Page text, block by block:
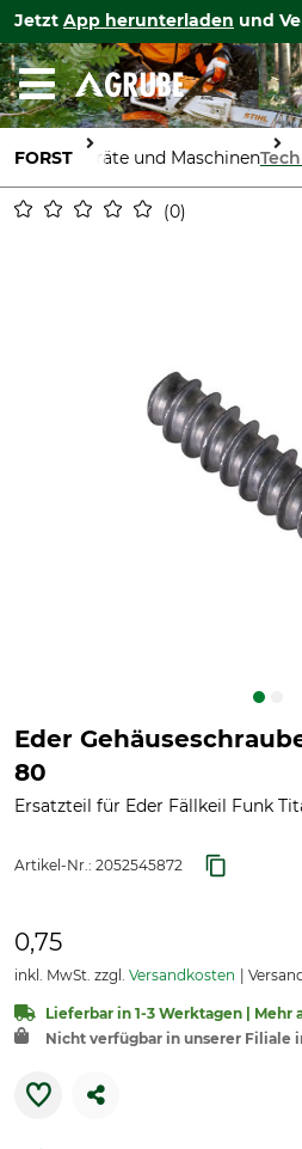
Jetzt App herunterladen und
FORST Geräte und Maschinen
0
Eder
80
Ersatzteil für Eder Fällkeil Funk
Artikel-Nr.: 2052545872
0,75
inkl. MwSt. zzgl. Versandkosten
Lieferbar in 1-3 Werktagen | Mehr
Nicht verfügbar in unserer Filiale